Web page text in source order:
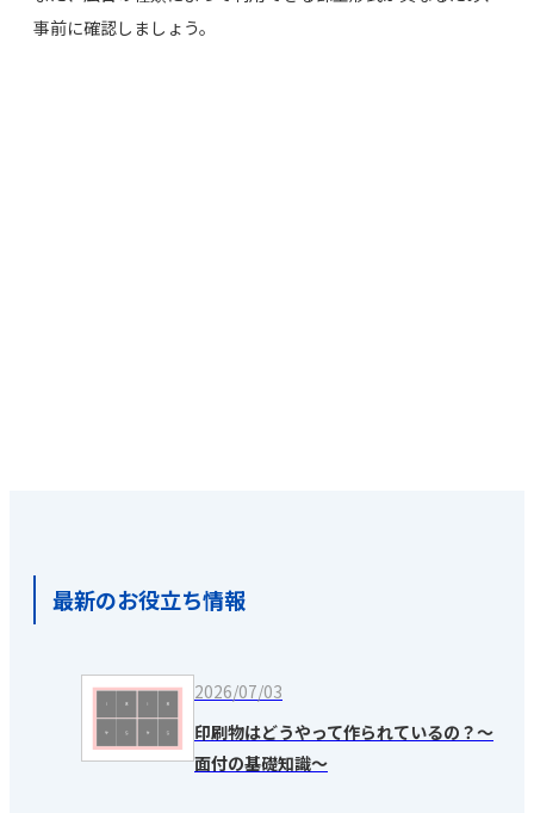
事前に確認しましょう。
最新のお役立ち情報
2026/07/03
印刷物はどうやって作られているの？～
面付の基礎知識～